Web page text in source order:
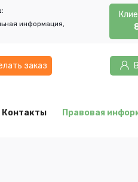
информация,
заказ
Контакты Правовая